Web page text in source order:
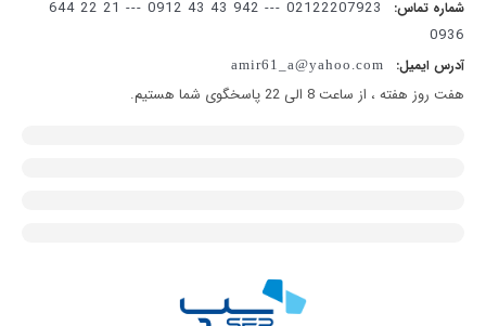
شماره تماس:
02122207923 --- 942 43 43 0912 --- 21 22 644
0936
آدرس ایمیل: amir61_a@yahoo.com
هفت روز هفته ، از ساعت 8 الی 22 پاسخگوی شما هستیم.